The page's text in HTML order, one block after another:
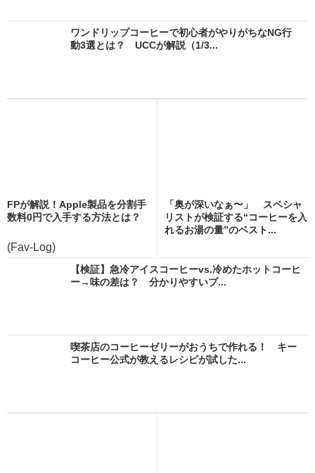
ワンドリップコーヒーで初心者がやりがちなNG行
動3選とは？ UCCが解説（1/3...
FPが解説！Apple製品を分割手
数料0円で入手する方法とは？
(Fav-Log)
「奥が深いなぁ〜」 スペシャ
リストが検証する“コーヒーを入
れるお湯の量”のベスト...
【検証】急冷アイスコーヒーvs.冷めたホットコーヒ
ー→味の差は？ 分かりやすいプ...
喫茶店のコーヒーゼリーがおうちで作れる！ キー
コーヒー公式が教えるレシピが試した...